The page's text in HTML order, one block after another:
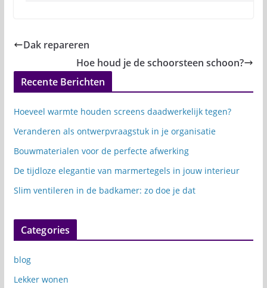
Dak repareren
Hoe houd je de schoorsteen schoon?
Recente Berichten
Hoeveel warmte houden screens daadwerkelijk tegen?
Veranderen als ontwerpvraagstuk in je organisatie
Bouwmaterialen voor de perfecte afwerking
De tijdloze elegantie van marmertegels in jouw interieur
Slim ventileren in de badkamer: zo doe je dat
Categories
blog
Lekker wonen